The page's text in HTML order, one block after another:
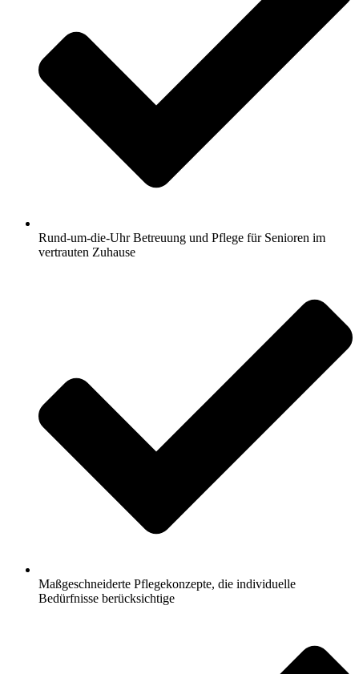
Rund-um-die-Uhr Betreuung und Pflege für Senioren im
vertrauten Zuhause
Maßgeschneiderte Pflegekonzepte, die individuelle
Bedürfnisse berücksichtige